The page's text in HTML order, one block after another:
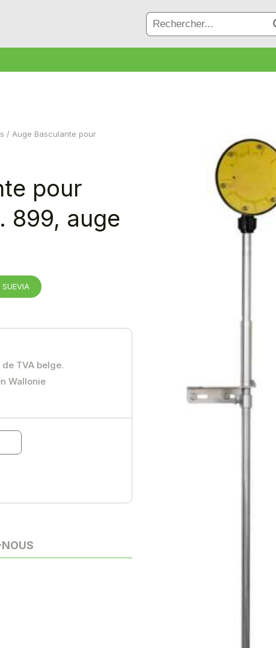
/ Auge Basculante pour
pour
899, auge
SUEVIA
TVA belge.
Wallonie